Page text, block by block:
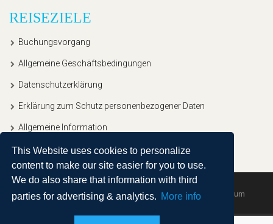
This Website uses cookies to personalize
content to make our site easier for you to use.
We do also share that information with third
parties for advertising & analytics. More info
REISEZIELE
Buchungsvorgang
Allgemeine Geschäftsbedingungen
Datenschutzerklärung
Erklärung zum Schutz personenbezogener Daten
Allgemeine Information
Copyright © 2020, Ullitravel |Sitemap| Powered by Agendum